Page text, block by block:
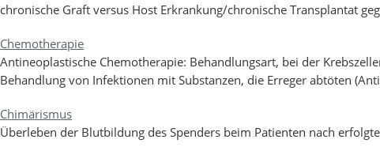
chronische Graft versus Host Erkrankung/chronische Transplantat
Chemotherapie
Antineoplastische Chemotherapie: Behandlungsart, bei der
Behandlung von Infektionen mit Substanzen, die Erreger abtöten
Chimärismus
Überleben der Blutbildung des Spenders beim Patienten nach